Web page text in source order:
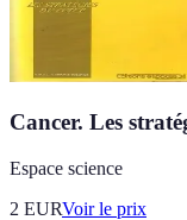
Cancer. Les
Espace science
2 EURVoir le prix